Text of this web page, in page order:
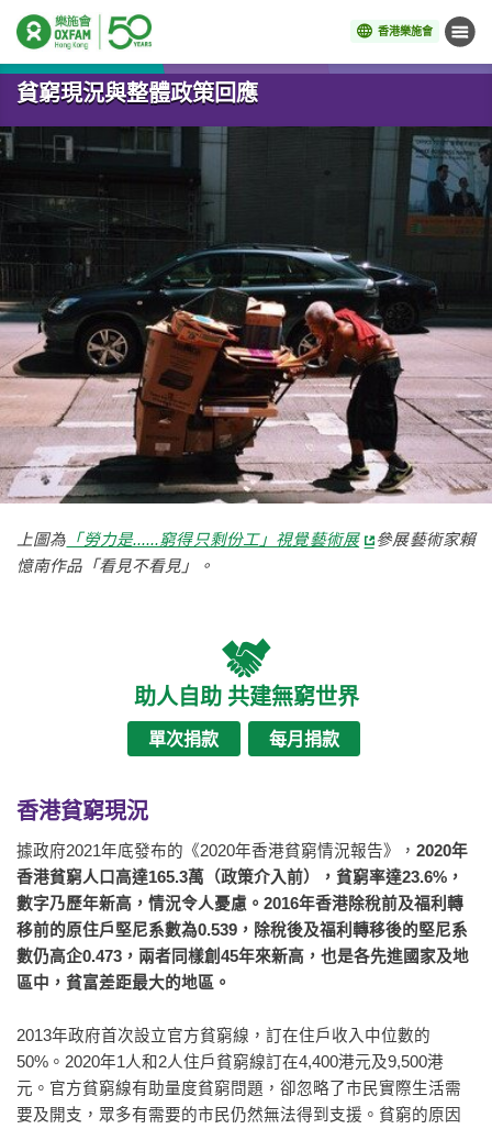
香港樂施會 目錄
開始主要內容
貧窮現況與整體政策回應
上圖為 「勞力是......窮得只剩份工」視覺藝術展
參展藝術家賴
憶南作品「看見不看見」。
助人自助 共建無窮世界
單次捐款 每月捐款
香港貧窮現況
據政府2021年底發布的《2020年香港貧窮情況報告》， 2020年
香港貧窮人口高達165.3萬（政策介入前），貧窮率達23.6%，
數字乃歷年新高，情況令人憂慮。2016年香港除稅前及福利轉
移前的原住戶堅尼系數為0.539，除稅後及福利轉移後的堅尼系
數仍高企0.473，兩者同樣創45年來新高，也是各先進國家及地
區中，貧富差距最大的地區。
2013年政府首次設立官方貧窮線，訂在住戶收入中位數的
50%。2020年1人和2人住戶貧窮線訂在4,400港元及9,500港
元。官方貧窮線有助量度貧窮問題，卻忽略了市民實際生活需
要及開支，眾多有需要的市民仍然無法得到支援。貧窮的原因